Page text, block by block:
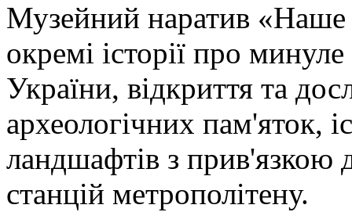
Музейний наратив «Наше
окремі історії про
України, відкриття та
археологічних пам'яток,
ландшафтів з прив'язкою
станцій метрополітену.